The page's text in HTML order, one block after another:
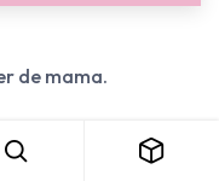
de mama.